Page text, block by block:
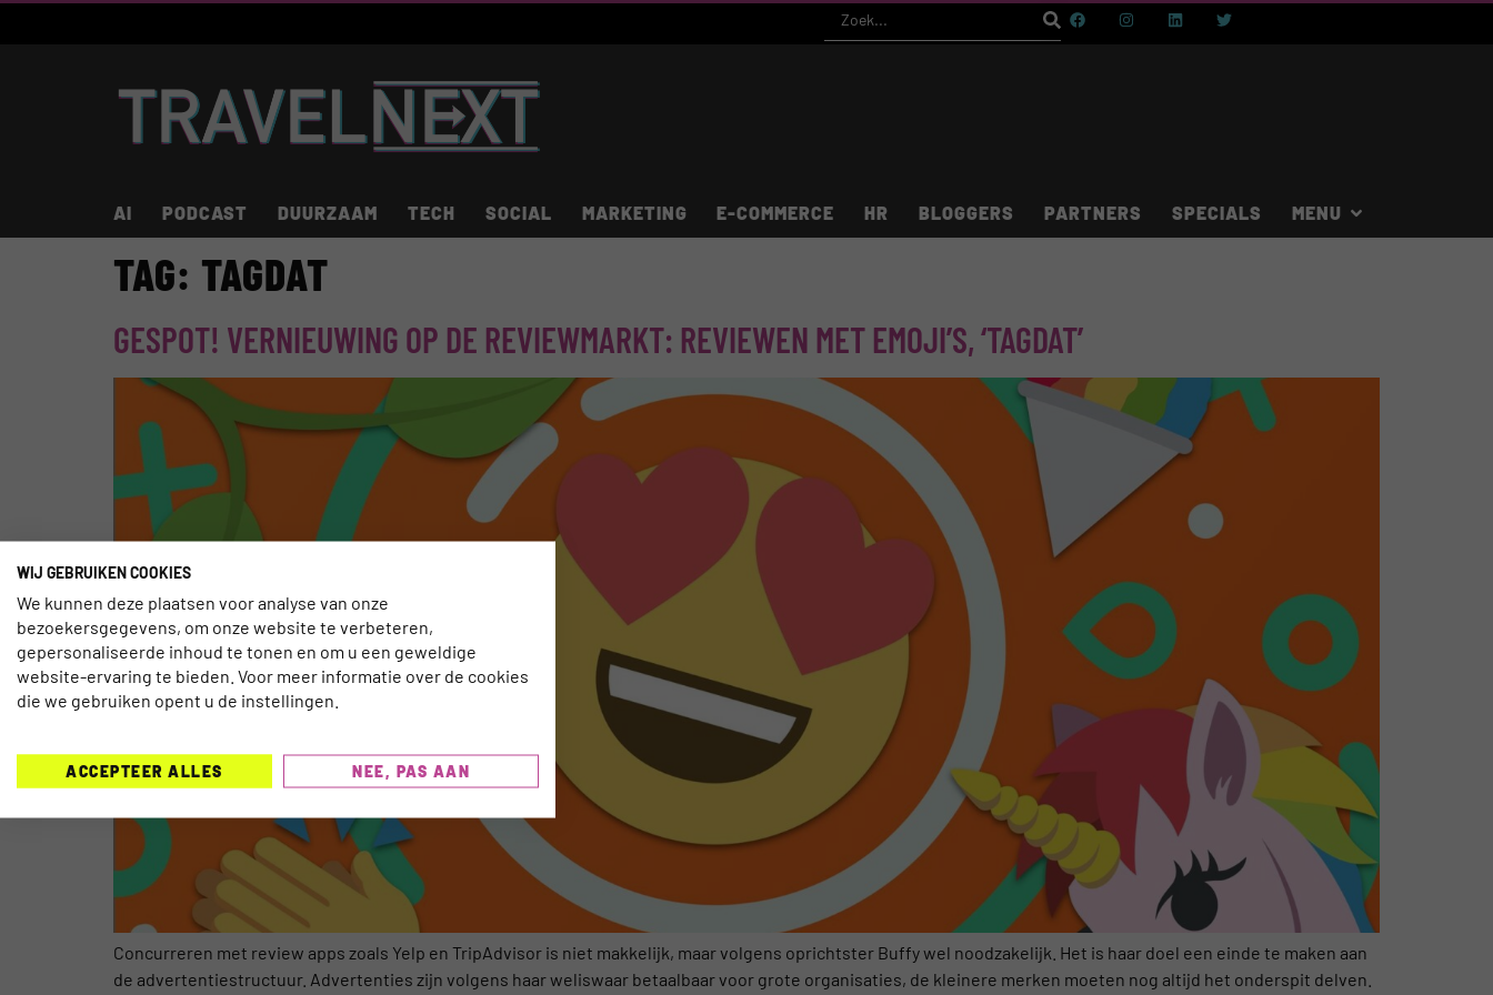
AI PODCAST DUURZAAM TECH SOCIAL MARKETING E-COMMERCE HR BLOGGERS PARTNERS SPECIALS
TAG: TAGDAT
GESPOT! VERNIEUWING OP DE REVIEWMARKT: REVIEWEN MET EMOJI’S, ‘TAGDAT’
Concurreren met review apps zoals Yelp en TripAdvisor is niet makkelijk, maar volgens oprichtster Buffy wel noodzakelijk. Het is haar doel een einde te maken aan
de advertentiestructuur. Advertenties zijn volgens haar weliswaar betaalbaar voor grote organisaties, de kleinere merken moeten nog altijd het onderspit delven.
WIJ GEBRUIKEN COOKIES
We kunnen deze plaatsen voor analyse van onze
bezoekersgegevens, om onze website te verbeteren,
gepersonaliseerde inhoud te tonen en om u een geweldige
website-ervaring te bieden. Voor meer informatie over de cookies
die we gebruiken opent u de instellingen.
ACCEPTEER ALLES NEE, PAS AAN